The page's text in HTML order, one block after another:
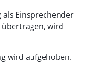
als Einsprechender
übertragen, wird
wird aufgehoben.